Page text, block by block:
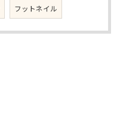
フットネイル